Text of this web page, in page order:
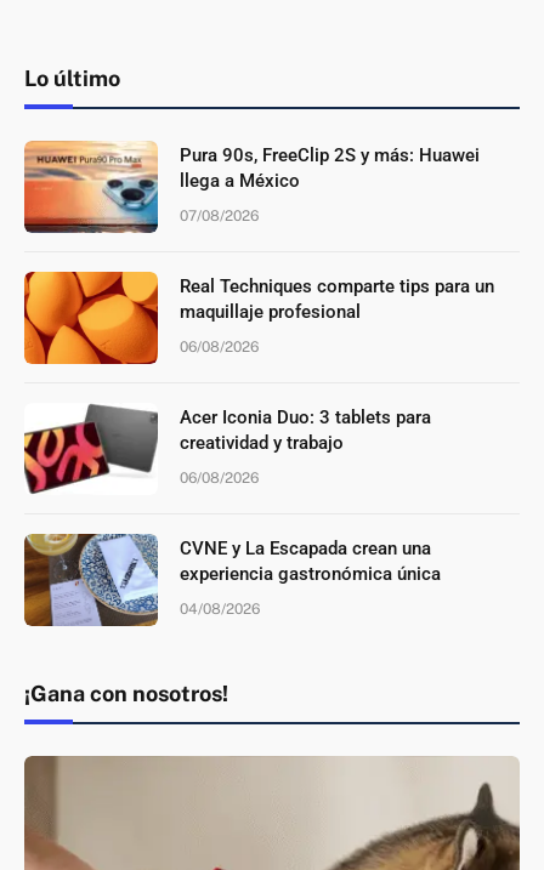
Lo último
Pura 90s, FreeClip 2S y más: Huawei
llega a México
07/08/2026
Real Techniques comparte tips para un
maquillaje profesional
06/08/2026
Acer Iconia Duo: 3 tablets para
creatividad y trabajo
06/08/2026
CVNE y La Escapada crean una
experiencia gastronómica única
04/08/2026
¡Gana con nosotros!